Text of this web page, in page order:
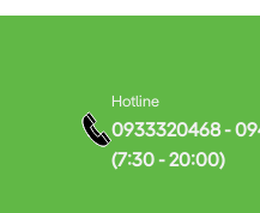
Hotline
0933320468 -
(7:30 - 20:00)